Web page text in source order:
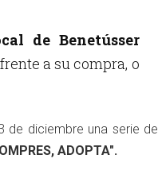
de Benetússer
a su compra, o
de diciembre una serie de
ADOPTA".